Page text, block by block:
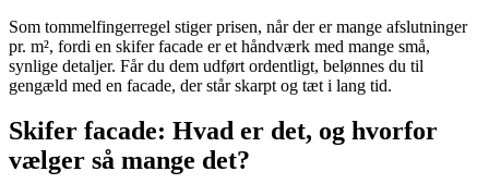
Som tommelfingerregel stiger prisen, når der er mange afslutninger
pr. m², fordi en skifer facade er et håndværk med mange små,
synlige detaljer. Får du dem udført ordentligt, belønnes du til
gengæld med en facade, der står skarpt og tæt i lang tid.
Skifer facade: Hvad er det, og hvorfor
vælger så mange det?